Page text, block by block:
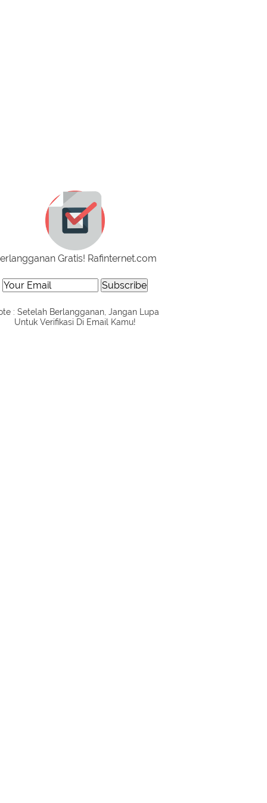
Gratis! Rafinternet.com
: Setelah Berlangganan, Jangan Lupa
Untuk Verifikasi Di Email Kamu!